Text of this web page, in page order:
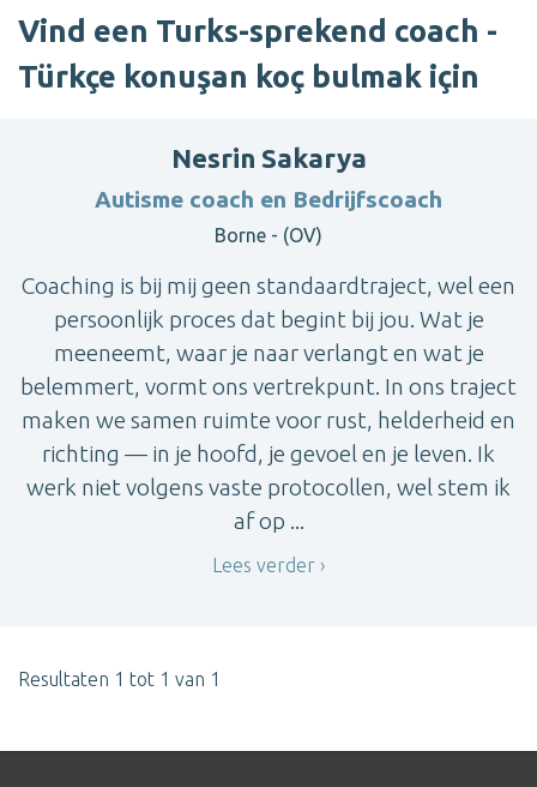
Vind een Turks-sprekend coach -
Türkçe konuşan koç bulmak için
Nesrin Sakarya
Autisme coach en Bedrijfscoach
Borne - (OV)
Coaching is bij mij geen standaardtraject, wel een
persoonlijk proces dat begint bij jou. Wat je
meeneemt, waar je naar verlangt en wat je
belemmert, vormt ons vertrekpunt. In ons traject
maken we samen ruimte voor rust, helderheid en
richting — in je hoofd, je gevoel en je leven. Ik
werk niet volgens vaste protocollen, wel stem ik
af op ...
Lees verder
Resultaten 1 tot 1 van 1